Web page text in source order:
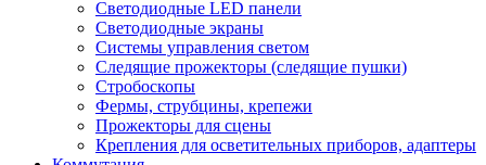
Светодиодные LED панели
Светодиодные экраны
Системы управления светом
Следящие прожекторы (следящие пушки)
Стробоскопы
Фермы, струбцины, крепежи
Прожекторы для сцены
Крепления для осветительных приборов, адаптеры